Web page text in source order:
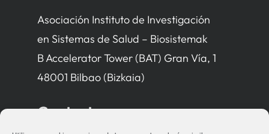
Asociación Instituto de Investigación
en Sistemas de Salud – Biosistemak
B Accelerator Tower (BAT) Gran Vía, 1
48001 Bilbao (Bizkaia)
Contacto